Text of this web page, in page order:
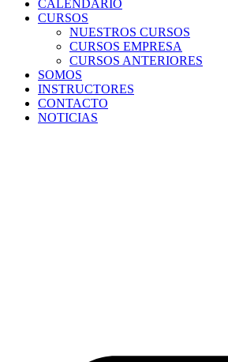
CALENDARIO
CURSOS
NUESTROS CURSOS
CURSOS EMPRESA
CURSOS ANTERIORES
SOMOS
INSTRUCTORES
CONTACTO
NOTICIAS